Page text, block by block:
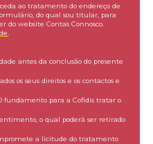
ao tratamento do endereço de
do qual sou titular, para
do website Contas Connosco.
antes da conclusão do presente
os seus direitos e os contactos e
fundamento para a Cofidis tratar o
o qual poderá ser retirado
a licitude do tratamento